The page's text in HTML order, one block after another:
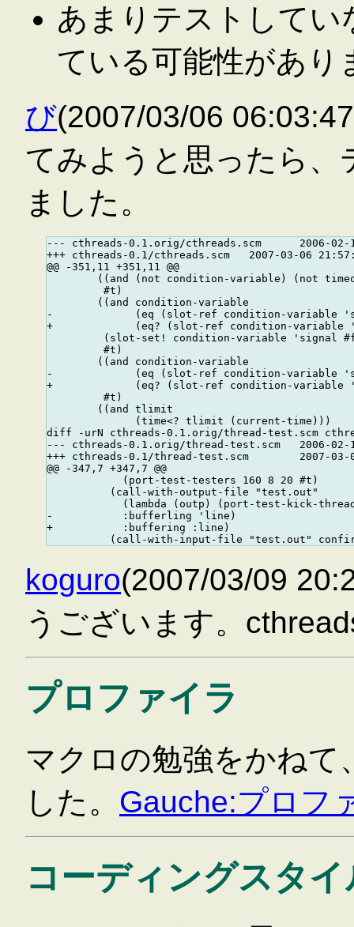
あまりテストして
ている可能性があり
び(2007/03/06
てみようと思ったら
ました。
--- cthreads-0.1.orig/cthreads.scm      2006-02-
+++ cthreads-0.1/cthreads.scm   2007-03-06
@@ -351,11 +351,11 @@
((and (not condition-variable) (not
         #t)
        ((and condition-variable
-             (eq (slot-ref condition-variable
+             (eq? (slot-ref condition-variable
(slot-set! condition-variable 'signal
         #t)
        ((and condition-variable
-             (eq (slot-ref condition-variable
+             (eq? (slot-ref condition-variable
         #t)
        ((and tlimit
              (time<? tlimit (current-time)))
diff -urN cthreads-0.1.orig/thread-test.scm
--- cthreads-0.1.orig/thread-test.scm   2006-02-
+++ cthreads-0.1/thread-test.scm        2007-03-
@@ -347,7 +347,7 @@
            (port-test-testers 160 8 20 #t)
          (call-with-output-file "test.out"
(lambda (outp) (port-test-kick-
-           :bufferling 'line)
+           :buffering :line)
koguro(2007/03/09
うございます。
プロファイラ
マクロの勉強をかね
した。 Gauche:プロフ
コーディングスタイ